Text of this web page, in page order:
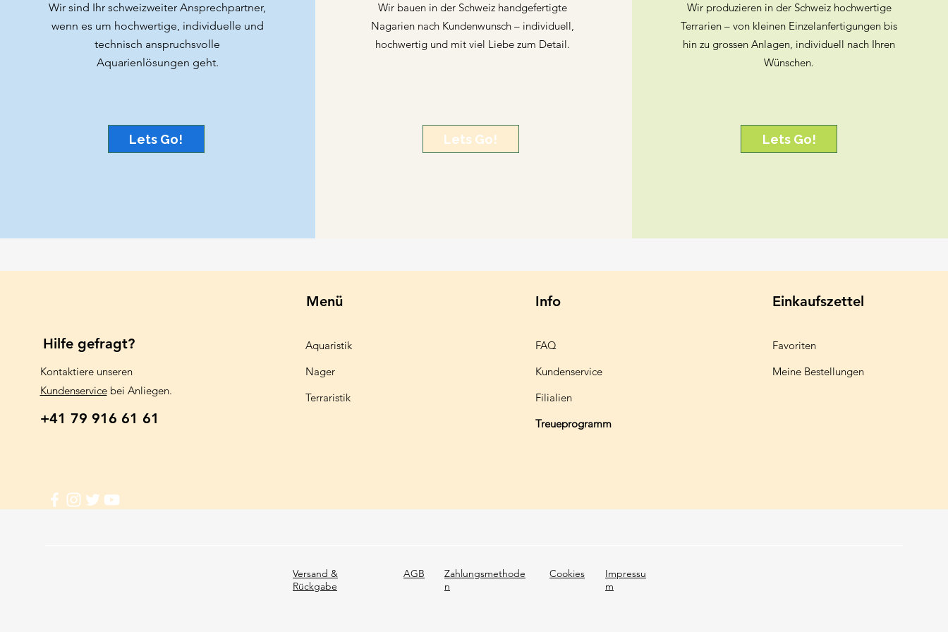
Wir sind Ihr schweizweiter Ansprechpartner,
wenn es um hochwertige, individuelle und
technisch anspruchsvolle
Aquarienlösungen geht.
Lets Go!
Wir bauen in der Schweiz handgefertigte
Nagarien nach Kundenwunsch – individuell,
hochwertig und mit viel Liebe zum Detail.
Lets Go!
Wir produzieren in der Schweiz hochwertige
Terrarien – von kleinen Einzelanfertigungen bis
hin zu grossen Anlagen, individuell nach Ihren
Wünschen.
Lets Go!
Hilfe gefragt?
Kontaktiere unseren
Kundenservicebei Anliegen.
+41 79 916 61 61
Menü
Aquaristik
Nager
Terraristik
Info
FAQ
Kundenservice
Filialien
Treueprogramm
Einkaufszettel
Favoriten
Meine Bestellungen
Versand &
Rückgabe
AGB
Zahlungsmethode
n
Cookies
Impressu
m